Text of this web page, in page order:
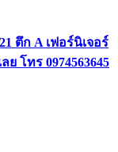
ตึก A เฟอร์นิเจอร์
โทร 0974563645